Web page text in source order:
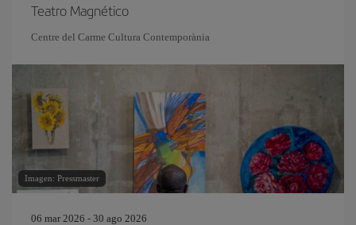
Teatro Magnético
Centre del Carme Cultura Contemporània
Imagen: Pressmaster
06 mar 2026 - 30 ago 2026